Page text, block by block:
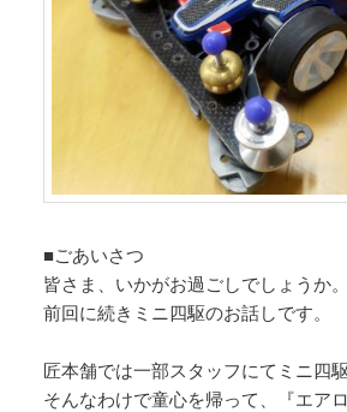
■ごあいさつ
皆さま、いかがお過ごしでしょうか
前回に続きミニ四駆のお話しです。
匠本舗では一部スタッフにてミニ四
そんなわけで童心を帰って、『エア